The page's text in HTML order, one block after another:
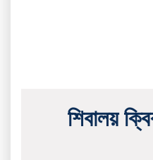
শিবালয়